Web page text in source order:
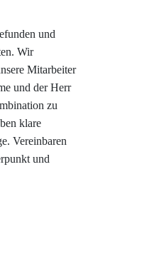
und
Wir
Mitarbeiter
und der Herr
zu
klare
Vereinbaren
und